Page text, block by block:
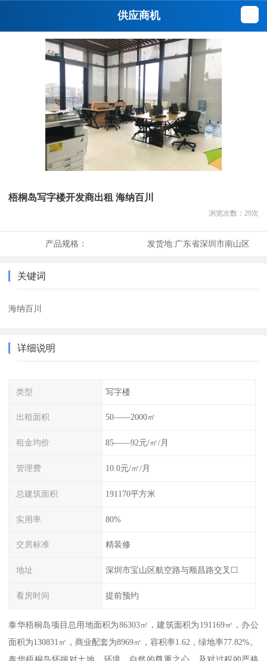
供应商机
梧桐岛写字楼开发商出租 海纳百川
浏览次数： 29次
产品规格： 发货地:广东省深圳市南山区
关键词
海纳百川
详细说明
类型 写字楼
出租面积 50——2000㎡
租金均价 85——92元/㎡/月
管理费 10.0元/㎡/月
总建筑面积 191170平方米
实用率 80%
交房标准 精装修
地址 深圳市宝山区航空路与顺昌路交叉☐
看房时间 提前预约
泰华梧桐岛项目总用地面积为86303㎡，建筑面积为191169㎡，办公
面积为130831㎡，商业配套为8969㎡，容积率1.62，绿地率77.82%。